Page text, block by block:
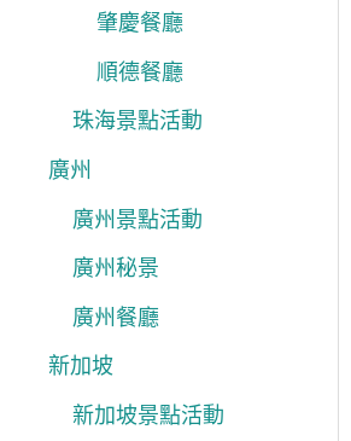
肇慶餐廳
順德餐廳
珠海景點活動
廣州
廣州景點活動
廣州秘景
廣州餐廳
新加坡
新加坡景點活動